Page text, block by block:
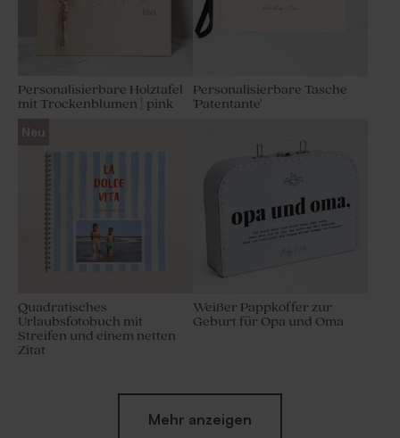
Personalisierbare Holztafel
mit Trockenblumen | pink
Personalisierbare Tasche
'Patentante'
Neu
Quadratisches
Urlaubsfotobuch mit
Streifen und einem netten
Zitat
Weißer Pappkoffer zur
Geburt für Opa und Oma
Neu
Mehr anzeigen